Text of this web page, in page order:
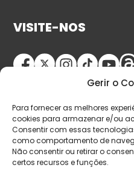
Gerir o
Para fornecer as melhores
cookies para armazenar e/ou
Consentir com essas
como comportamento de
Não consentir ou retirar o
certos recursos e funções.
VISITE-NOS
© Copyright 2026 Saída
direitos